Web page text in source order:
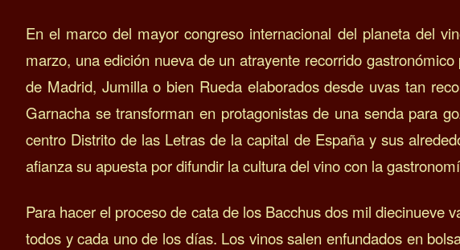
En el marco del mayor congreso internacional del planeta del
marzo, una edición nueva de un atrayente recorrido
de Madrid, Jumilla o bien Rueda elaborados desde uvas tan
Garnacha se transforman en protagonistas de una senda para
centro Distrito de las Letras de la capital de España y sus
afianza su apuesta por difundir la cultura del vino con la
Para hacer el proceso de cata de los Bacchus dos mil diecinueve
todos y cada uno de los días. Los vinos salen enfundados en